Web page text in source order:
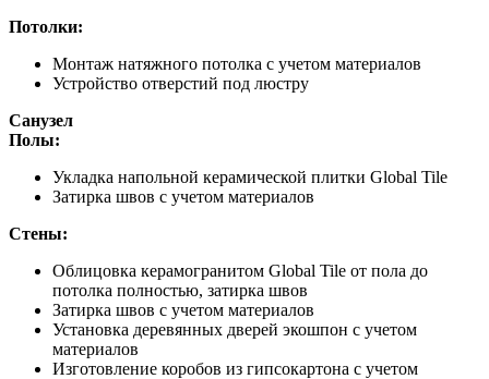
Потолки:
Монтаж натяжного потолка с учетом материалов
Устройство отверстий под люстру
Санузел
Полы:
Укладка напольной керамической плитки Global Tile
Затирка швов с учетом материалов
Стены:
Облицовка керамогранитом Global Tile от пола до
потолка полностью, затирка швов
Затирка швов с учетом материалов
Установка деревянных дверей экошпон с учетом
материалов
Изготовление коробов из гипсокартона с учетом